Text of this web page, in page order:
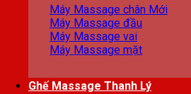
Máy Massage chân
Máy Massage đầu
Máy Massage vai
Máy Massage mặt
Ghế Massage Thanh Lý